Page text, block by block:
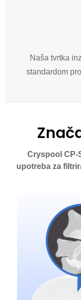
Naša tvrtka
standardom
Cryspool CP-
upotreba za